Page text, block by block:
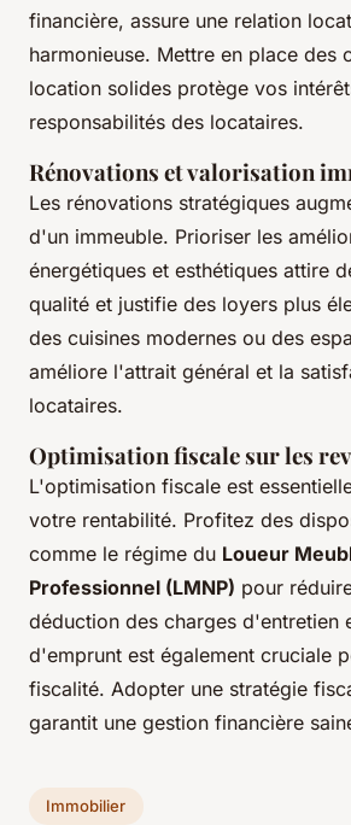
financière, assure une relation
harmonieuse. Mettre en place des
location solides protège vos
responsabilités des locataires.
Rénovations et valorisation
Les rénovations stratégiques
d'un immeuble. Prioriser les
énergétiques et esthétiques attire
qualité et justifie des loyers plus
des cuisines modernes ou des
améliore l'attrait général et la
locataires.
Optimisation fiscale sur les
L'optimisation fiscale est
votre rentabilité. Profitez des
comme le régime du Loueur
Professionnel (LMNP) pour
déduction des charges d'entretien
d'emprunt est également cruciale
fiscalité. Adopter une stratégie
garantit une gestion financière
Immobilier